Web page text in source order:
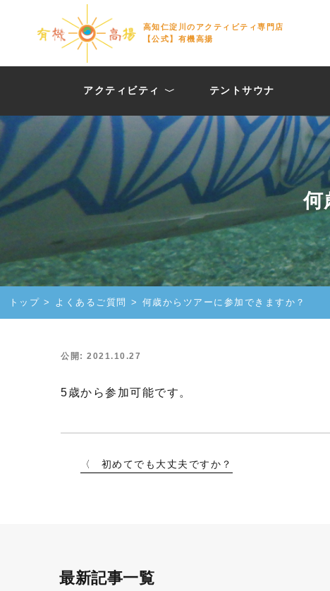
高知仁淀川のアクティビティ専門店
【公式】有機高揚
アクティビティ
ZAB(ザブ)
ラフティング
ミックスツアー
テントサウナ
何
トップ よくあるご質問 何歳からツアーに参加できますか？
公開: 2021.10.27
5歳から参加可能です。
初めてでも大丈夫ですか？
最新記事一覧